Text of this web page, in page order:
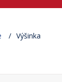
Výšinka